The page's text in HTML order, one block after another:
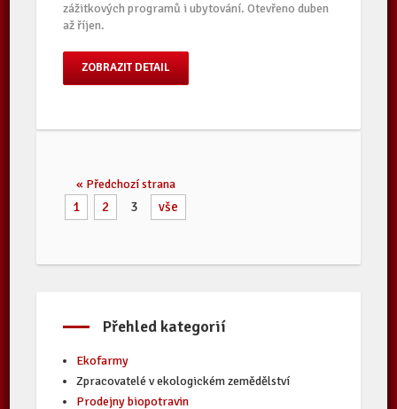
zážitkových programů i ubytování. Otevřeno duben
až říjen.
ZOBRAZIT DETAIL
« Předchozí strana
1 2 3 vše
Přehled kategorií
Ekofarmy
Zpracovatelé v ekologickém zemědělství
Prodejny biopotravin